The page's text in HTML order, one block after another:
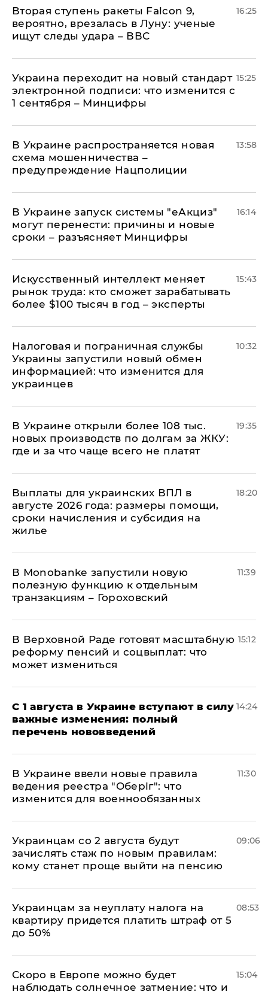
Вторая ступень ракеты Falcon 9,
вероятно, врезалась в Луну: ученые
ищут следы удара – ВВС
16:25
Украина переходит на новый стандарт
электронной подписи: что изменится с
1 сентября – Минцифры
15:25
В Украине распространяется новая
схема мошенничества –
предупреждение Нацполиции
13:58
В Украине запуск системы "еАкциз"
могут перенести: причины и новые
сроки – разъясняет Минцифры
16:14
Искусственный интеллект меняет
рынок труда: кто сможет зарабатывать
более $100 тысяч в год – эксперты
15:43
Налоговая и пограничная службы
Украины запустили новый обмен
информацией: что изменится для
украинцев
10:32
В Украине открыли более 108 тыс.
новых производств по долгам за ЖКУ:
где и за что чаще всего не платят
19:35
Выплаты для украинских ВПЛ в
августе 2026 года: размеры помощи,
сроки начисления и субсидия на
жилье
18:20
В Мonobankе запустили новую
полезную функцию к отдельным
транзакциям – Гороховский
11:39
В Верховной Раде готовят масштабную
реформу пенсий и соцвыплат: что
может измениться
15:12
С 1 августа в Украине вступают в силу
важные изменения: полный
перечень нововведений
14:24
В Украине ввели новые правила
ведения реестра "Оберіг": что
изменится для военнообязанных
11:30
Украинцам со 2 августа будут
зачислять стаж по новым правилам:
кому станет проще выйти на пенсию
09:06
Украинцам за неуплату налога на
квартиру придется платить штраф от 5
до 50%
08:53
Скоро в Европе можно будет
наблюдать солнечное затмение: что и
15:04